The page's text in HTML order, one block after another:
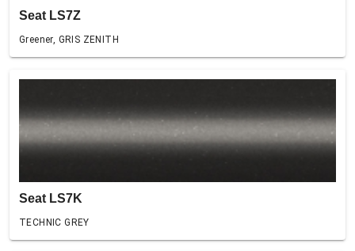
Seat LS7Z
Greener, GRIS ZENITH
Seat LS7K
TECHNIC GREY